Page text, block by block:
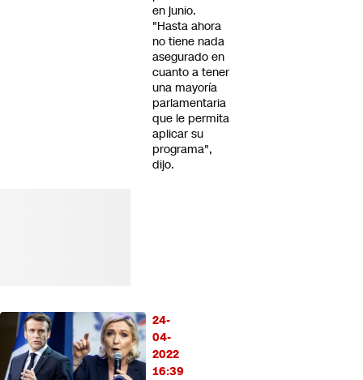
en junio.
"Hasta ahora
no tiene nada
asegurado en
cuanto a tener
una mayoría
parlamentaria
que le permita
aplicar su
programa",
dijo.
24-
04-
2022
16:39